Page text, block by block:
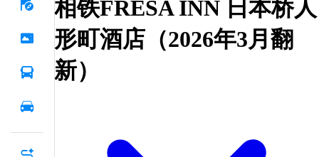
相铁FRESA INN 日本桥人
形町酒店（2026年3月翻
新）